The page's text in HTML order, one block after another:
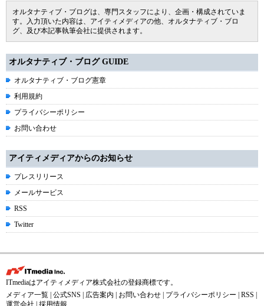
オルタナティブ・ブログは、専門スタッフにより、企画・構成されていま
す。入力頂いた内容は、アイティメディアの他、オルタナティブ・ブロ
グ、及び本記事執筆会社に提供されます。
オルタナティブ・ブログ GUIDE
オルタナティブ・ブログ憲章
利用規約
プライバシーポリシー
お問い合わせ
アイティメディアからのお知らせ
プレスリリース
メールサービス
RSS
Twitter
ITmediaはアイティメディア株式会社の登録商標です。
メディア一覧 公式SNS 広告案内 お問い合わせ プライバシーポリシー RSS
運営会社
採用情報